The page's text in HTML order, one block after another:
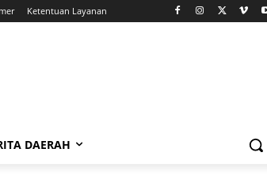
Ketentuan Layanan
DAERAH